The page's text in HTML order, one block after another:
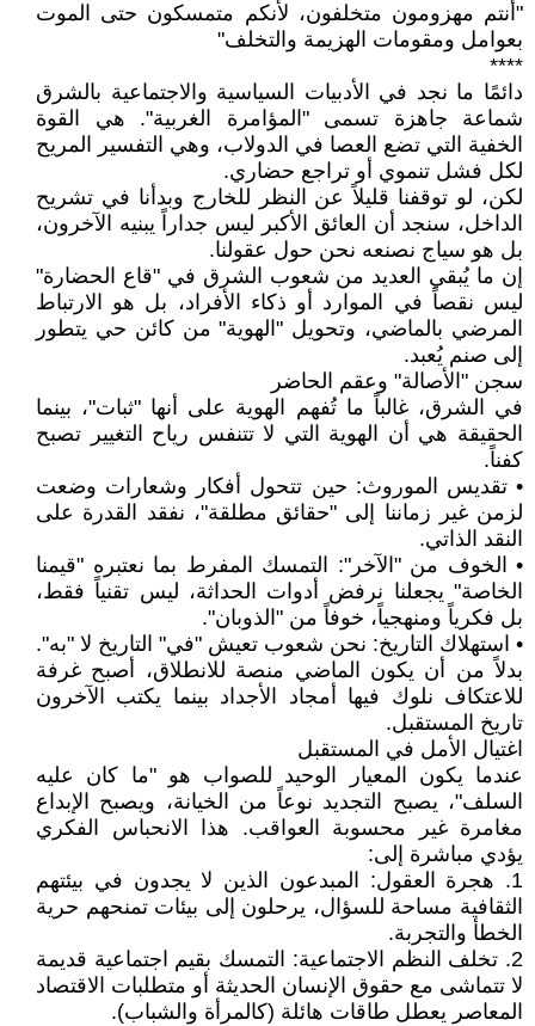
"أنتم مهزومون متخلفون، لأنكم متمسكون حتى الموت
بعوامل ومقومات الهزيمة والتخلف"
****
دائمًا ما نجد في الأدبيات السياسية والاجتماعية بالشرق
شماعة جاهزة تسمى "المؤامرة الغربية". هي القوة
الخفية التي تضع العصا في الدولاب، وهي التفسير المريح
لكل فشل تنموي أو تراجع حضاري.
لكن، لو توقفنا قليلاً عن النظر للخارج وبدأنا في تشريح
الداخل، سنجد أن العائق الأكبر ليس جداراً يبنيه الآخرون،
بل هو سياج نصنعه نحن حول عقولنا.
إن ما يُبقي العديد من شعوب الشرق في "قاع الحضارة"
ليس نقصاً في الموارد أو ذكاء الأفراد، بل هو الارتباط
المرضي بالماضي، وتحويل "الهوية" من كائن حي يتطور
إلى صنم يُعبد.
سجن "الأصالة" وعقم الحاضر
في الشرق، غالباً ما تُفهم الهوية على أنها "ثبات"، بينما
الحقيقة هي أن الهوية التي لا تتنفس رياح التغيير تصبح
كفناً.
• تقديس الموروث: حين تتحول أفكار وشعارات وضعت
لزمن غير زماننا إلى "حقائق مطلقة"، نفقد القدرة على
النقد الذاتي.
• الخوف من "الآخر": التمسك المفرط بما نعتبره "قيمنا
الخاصة" يجعلنا نرفض أدوات الحداثة، ليس تقنياً فقط،
بل فكرياً ومنهجياً، خوفاً من "الذوبان".
• استهلاك التاريخ: نحن شعوب تعيش "في" التاريخ لا "به".
بدلاً من أن يكون الماضي منصة للانطلاق، أصبح غرفة
للاعتكاف نلوك فيها أمجاد الأجداد بينما يكتب الآخرون
تاريخ المستقبل.
اغتيال الأمل في المستقبل
عندما يكون المعيار الوحيد للصواب هو "ما كان عليه
السلف"، يصبح التجديد نوعاً من الخيانة، ويصبح الإبداع
مغامرة غير محسوبة العواقب. هذا الانحباس الفكري
يؤدي مباشرة إلى:
1. هجرة العقول: المبدعون الذين لا يجدون في بيئتهم
الثقافية مساحة للسؤال، يرحلون إلى بيئات تمنحهم حرية
الخطأ والتجربة.
2. تخلف النظم الاجتماعية: التمسك بقيم اجتماعية قديمة
لا تتماشى مع حقوق الإنسان الحديثة أو متطلبات الاقتصاد
المعاصر يعطل طاقات هائلة (كالمرأة والشباب).